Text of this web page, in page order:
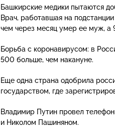
Башкирские медики пытаются
Врач, работавшая на
чем через месяц умер ее муж, а
Борьба с коронавирусом: в
500 больше, чем накануне.
Еще одна страна одобрила
государством, где
Владимир Путин провел
и Николом Пашиняном.